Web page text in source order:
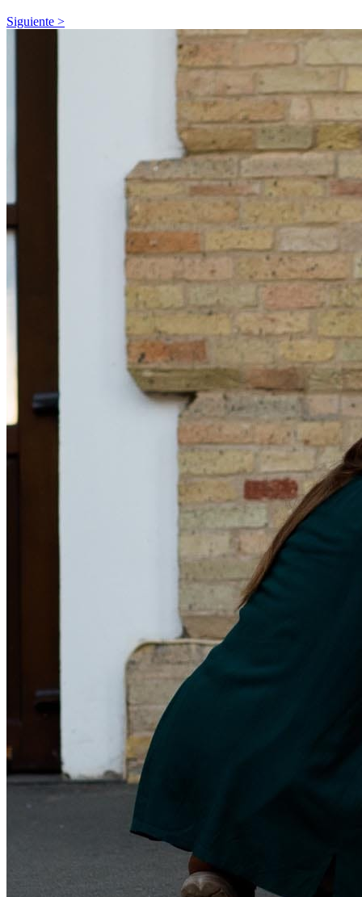
Siguiente >